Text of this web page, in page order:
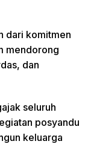
dari komitmen
mendorong
dan
seluruh
posyandu
keluarga